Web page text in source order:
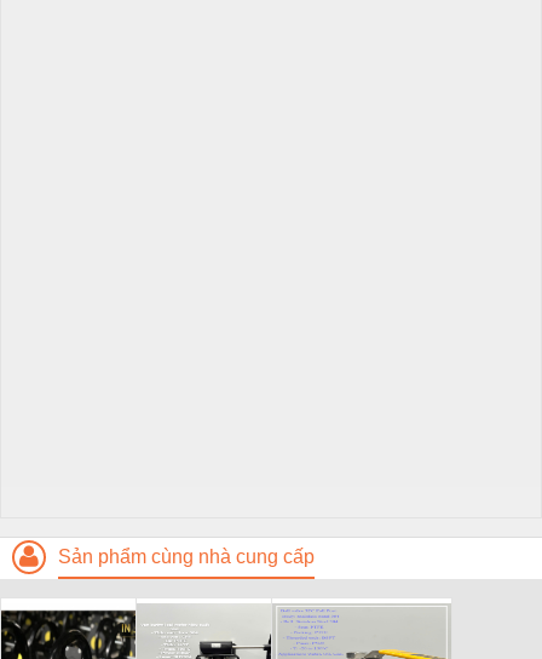
Sản phẩm cùng nhà cung cấp